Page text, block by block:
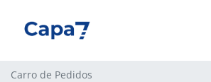
Carro de Pedidos